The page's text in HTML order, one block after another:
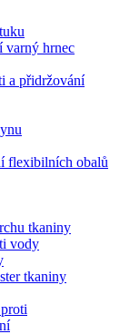
varný hrnec
a přidržování
flexibilních obalů
tkaniny
vody
tkaniny